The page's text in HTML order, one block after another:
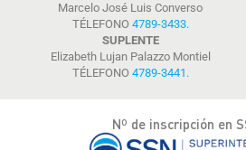
Marcelo José Luis Converso
TÉLEFONO 4789-3433.
SUPLENTE
Elizabeth Lujan Palazzo Montiel
TÉLEFONO 4789-3441 .
Nº de inscripción en